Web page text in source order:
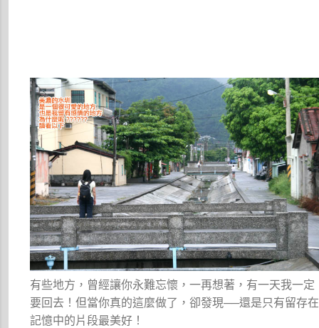
有些地方，曾經讓你永難忘懷，一再想著，有一天我一定
要回去！但當你真的這麼做了，卻發現──還是只有留存在
記憶中的片段最美好！